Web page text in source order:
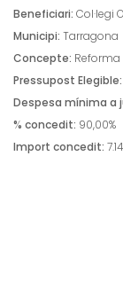
Beneficiari: Col·legi
Municipi: Tarragona
Concepte: Reforma
Pressupost Elegible:
Despesa mínima a
% concedit: 90,00%
Import concedit: